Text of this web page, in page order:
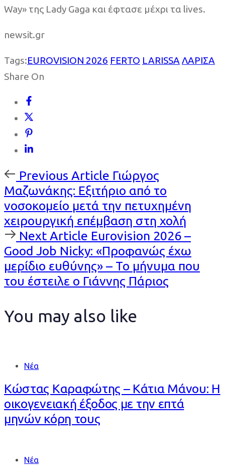
Way» της Lady Gaga και έφτασε μέχρι τα lives.
newsit.gr
Tags:EUROVISION 2026 FERTO LARISSA ΛΑΡΙΣΑ
Share On
Previous
Article
Previous Article Γιώργος
Μαζωνάκης: Εξιτήριο από το
νοσοκομείο μετά την πετυχημένη
χειρουργική επέμβαση στη χολή
Next
Article
Next Article Eurovision 2026 –
Good Job Nicky: «Προφανώς έχω
μερίδιο ευθύνης» – Το μήνυμα που
του έστειλε ο Γιάννης Πάριος
You may also like
Νέα
Κώστας Καραφώτης – Κάτια Μάνου: Η
οικογενειακή έξοδος με την επτά
μηνών κόρη τους
Νέα